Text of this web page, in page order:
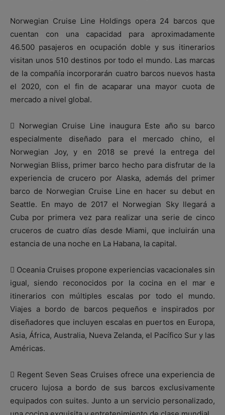
Norwegian Cruise Line Holdings opera 24 barcos que
cuentan con una capacidad para aproximadamente
46.500 pasajeros en ocupación doble y sus itinerarios
visitan unos 510 destinos por todo el mundo. Las marcas
de la compañía incorporarán cuatro barcos nuevos hasta
el 2020, con el fin de acaparar una mayor cuota de
mercado a nivel global.
 Norwegian Cruise Line inaugura Este año su barco
especialmente diseñado para el mercado chino, el
Norwegian Joy, y en 2018 se prevé la entrega del
Norwegian Bliss, primer barco hecho para disfrutar de la
experiencia de crucero por Alaska, además del primer
barco de Norwegian Cruise Line en hacer su debut en
Seattle. En mayo de 2017 el Norwegian Sky llegará a
Cuba por primera vez para realizar una serie de cinco
cruceros de cuatro días desde Miami, que incluirán una
estancia de una noche en La Habana, la capital.
 Oceania Cruises propone experiencias vacacionales sin
igual, siendo reconocidos por la cocina en el mar e
itinerarios con múltiples escalas por todo el mundo.
Viajes a bordo de barcos pequeños e inspirados por
diseñadores que incluyen escalas en puertos en Europa,
Asia, África, Australia, Nueva Zelanda, el Pacífico Sur y las
Américas.
 Regent Seven Seas Cruises ofrece una experiencia de
crucero lujosa a bordo de sus barcos exclusivamente
equipados con suites. Junto a un servicio personalizado,